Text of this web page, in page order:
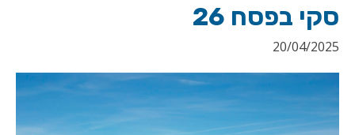
סקי בפסח 26
20/04/2025